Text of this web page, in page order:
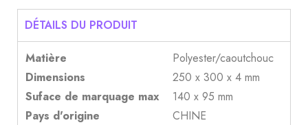
DÉTAILS DU PRODUIT
Matière
Polyester/caoutchouc
Dimensions
250 x 300 x 4 mm
Suface de marquage max
140 x 95 mm
Pays d'origine
CHINE